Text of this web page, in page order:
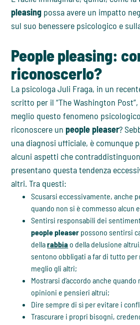
pleasing possa avere un impatto
sul suo benessere psicologico e
People pleasing:
riconoscerlo?
La psicologa Juli Fraga, in un
scritto per il “The Washington
meglio questo fenomeno
riconoscere unpeople pleaser?
una diagnosi ufficiale, è comunque
alcuni aspetti che
presentano questa tendenza
altri. Tra questi:
Scusarsi eccessivamente, anche
quando non si è commesso alcun
Sentirsi responsabili dei
people pleaser possono sentirsi
dellarabbia o della delusione
sentono obbligati a far di tutto per
meglio gli altri;
Mostrarsi d’accordo anche
opinioni e pensieri altrui;
Dire sempre di sì per evitare i
Trascurare i propri bisogni,